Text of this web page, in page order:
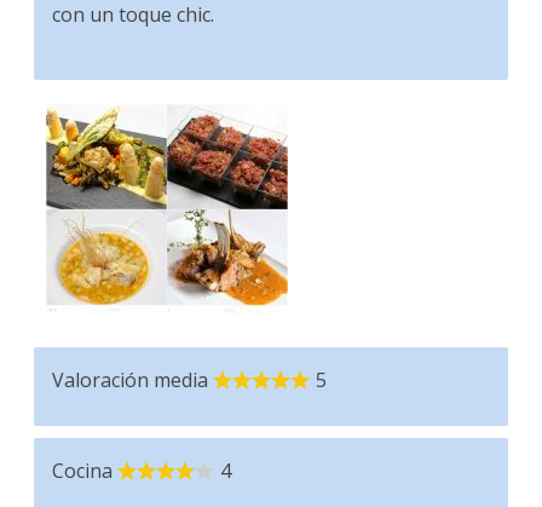
con un toque chic.
Valoración media 5
Cocina 4